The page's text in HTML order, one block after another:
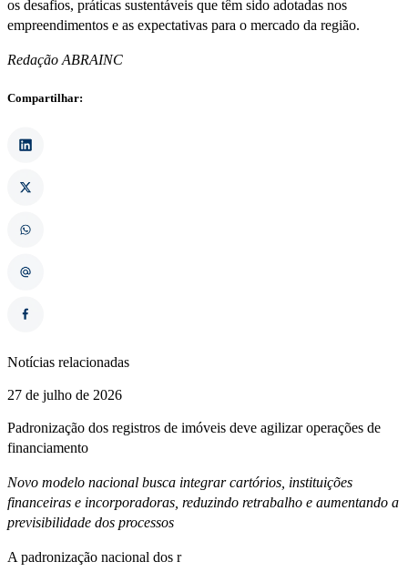
os desafios, práticas sustentáveis que têm sido adotadas nos
empreendimentos e as expectativas para o mercado da região.
Redação ABRAINC
Compartilhar:
Notícias relacionadas
27 de julho de 2026
Padronização dos registros de imóveis deve agilizar operações de
financiamento
Novo modelo nacional busca integrar cartórios, instituições
financeiras e incorporadoras, reduzindo retrabalho e aumentando a
previsibilidade dos processos
A padronização nacional dos r